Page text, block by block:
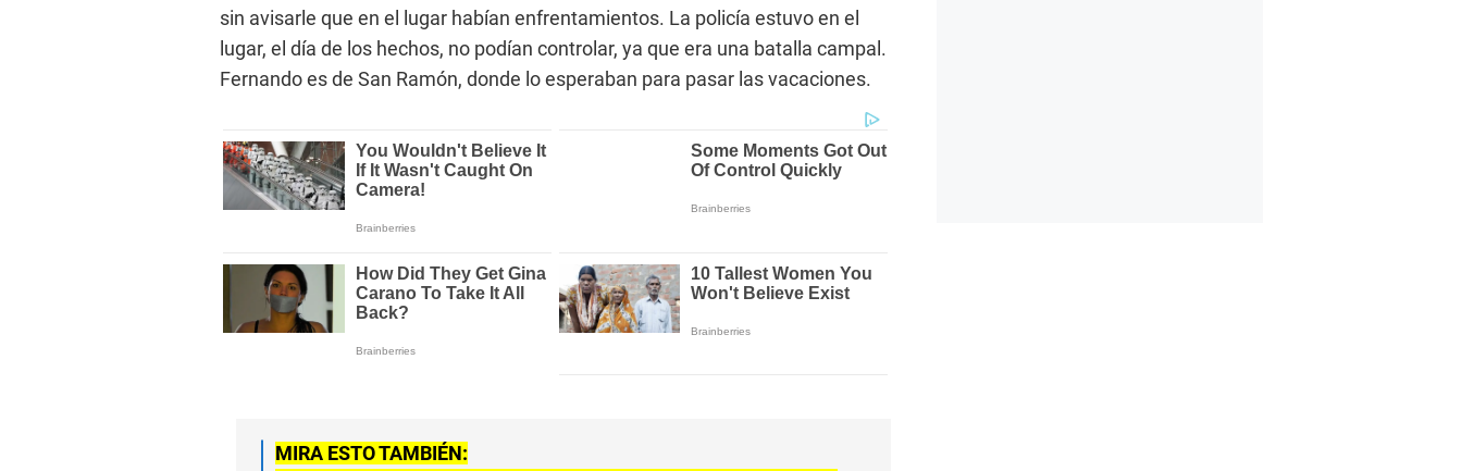
sin avisarle que en el lugar habían enfrentamientos. La policía estuvo en el
lugar, el día de los hechos, no podían controlar, ya que era una batalla campal.
Fernando es de San Ramón, donde lo esperaban para pasar las vacaciones.
MIRA ESTO TAMBIÉN: